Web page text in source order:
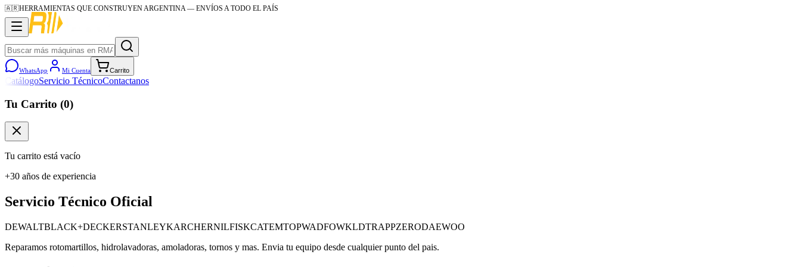
🇦🇷HERRAMIENTAS QUE CONSTRUYEN ARGENTINA — ENVÍOS A TODO EL PAÍS
WhatsApp Mi Cuenta Carrito
CatálogoServicio TécnicoContactanos
Tu Carrito (0)
Tu carrito está vacío
+30 años de experiencia
Servicio Técnico Oficial
DEWALTBLACK+DECKERSTANLEYKARCHERNILFISKCATEMTOPWADFOWKLDTRAPPZERODAEWOO
Reparamos rotomartillos, hidrolavadoras, amoladoras, tornos y mas. Envia tu equipo desde cualquier punto del pais.